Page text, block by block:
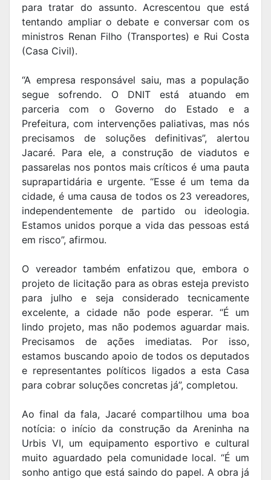
para tratar do assunto. Acrescentou que está
tentando ampliar o debate e conversar com os
ministros Renan Filho (Transportes) e Rui Costa
(Casa Civil).
“A empresa responsável saiu, mas a população
segue sofrendo. O DNIT está atuando em
parceria com o Governo do Estado e a
Prefeitura, com intervenções paliativas, mas nós
precisamos de soluções definitivas”, alertou
Jacaré. Para ele, a construção de viadutos e
passarelas nos pontos mais críticos é uma pauta
suprapartidária e urgente. “Esse é um tema da
cidade, é uma causa de todos os 23 vereadores,
independentemente de partido ou ideologia.
Estamos unidos porque a vida das pessoas está
em risco”, afirmou.
O vereador também enfatizou que, embora o
projeto de licitação para as obras esteja previsto
para julho e seja considerado tecnicamente
excelente, a cidade não pode esperar. “É um
lindo projeto, mas não podemos aguardar mais.
Precisamos de ações imediatas. Por isso,
estamos buscando apoio de todos os deputados
e representantes políticos ligados a esta Casa
para cobrar soluções concretas já”, completou.
Ao final da fala, Jacaré compartilhou uma boa
notícia: o início da construção da Areninha na
Urbis VI, um equipamento esportivo e cultural
muito aguardado pela comunidade local. “É um
sonho antigo que está saindo do papel. A obra já